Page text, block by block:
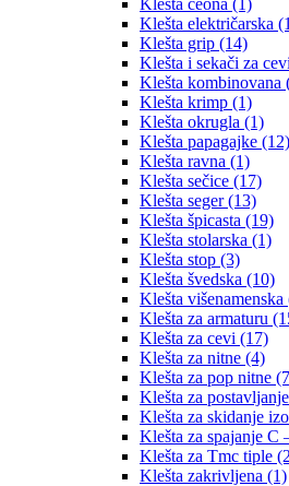
Klešta čeona (1)
Klešta električarska
Klešta grip (14)
Klešta i sekači za cevi
Klešta kombinovana
Klešta krimp (1)
Klešta okrugla (1)
Klešta papagajke (12)
Klešta ravna (1)
Klešta sečice (17)
Klešta seger(13)
Klešta špicasta (19)
Klešta stolarska (1)
Klešta stop (3)
Klešta švedska (10)
Klešta višenamenska
Klešta za armaturu
Klešta za cevi (17)
Klešta za nitne (4)
Klešta za pop nitne
Klešta za
Klešta za skidanje
Klešta za spajanje C
Klešta za Tmc tiple
Klešta zakrivljena (1)